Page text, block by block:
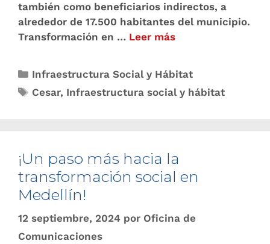
también como beneficiarios indirectos, a
alrededor de 17.500 habitantes del municipio.
Transformación en … Leer más
Infraestructura Social y Hábitat
Cesar, Infraestructura social y hábitat
¡Un paso más hacia la
transformación social en
Medellín!
12 septiembre, 2024 por Oficina de
Comunicaciones